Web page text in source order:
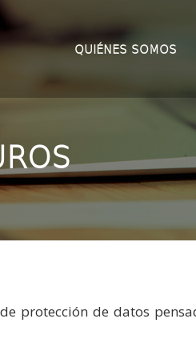
QUIÉNES SOMOS
protección de datos